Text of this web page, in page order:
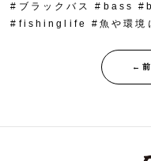
#ブラックバス #bass
#fishinglife #魚や環境
←前